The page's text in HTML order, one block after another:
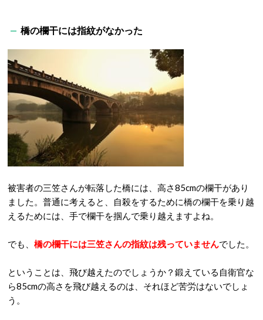
橋の欄干には指紋がなかった
被害者の三笠さんが転落した橋には、高さ85cmの欄干があり
ました。普通に考えると、自殺をするために橋の欄干を乗り越
えるためには、手で欄干を掴んで乗り越えますよね。
でも、 橋の欄干には三笠さんの指紋は残っていませんでした。
ということは、飛び越えたのでしょうか？鍛えている自衛官な
ら85cmの高さを飛び越えるのは、それほど苦労はないでしょ
う。